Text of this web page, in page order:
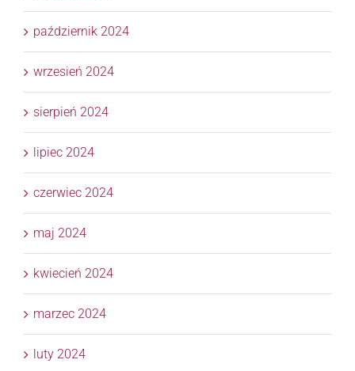
październik 2024
wrzesień 2024
sierpień 2024
lipiec 2024
czerwiec 2024
maj 2024
kwiecień 2024
marzec 2024
luty 2024